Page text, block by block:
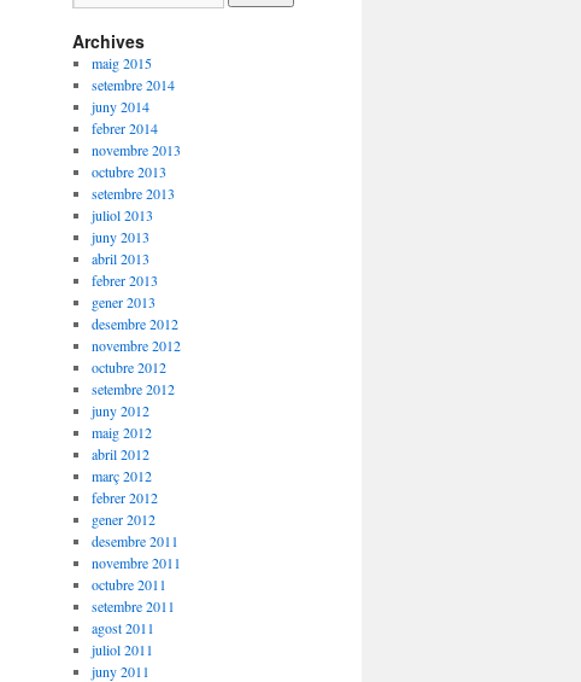
Archives
maig 2015
setembre 2014
juny 2014
febrer 2014
novembre 2013
octubre 2013
setembre 2013
juliol 2013
juny 2013
abril 2013
febrer 2013
gener 2013
desembre 2012
novembre 2012
octubre 2012
setembre 2012
juny 2012
maig 2012
abril 2012
març 2012
febrer 2012
gener 2012
desembre 2011
novembre 2011
octubre 2011
setembre 2011
agost 2011
juliol 2011
juny 2011